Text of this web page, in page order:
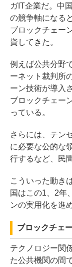
ガIT企業だ。中
の競争軸になる
ブロックチェー
資してきた。
例えば公共分野
ーネット裁判所
ーン技術が導入
ブロックチェー
っている。
さらには、テン
に必要な公的な
行するなど、民
こういった動き
国はこの1、2年
ンの実用化を進
ブロックチェ
テクノロジー関
た公共機関の間